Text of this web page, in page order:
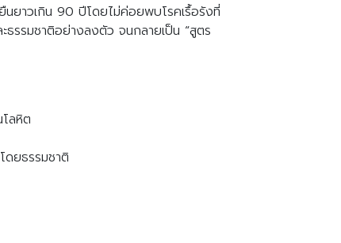
นยาวเกิน 90 ปีโดยไม่ค่อยพบโรคเรื้อรังที่
ธรรมชาติอย่างลงตัว จนกลายเป็น “สูตร
ลหิต
ดยธรรมชาติ